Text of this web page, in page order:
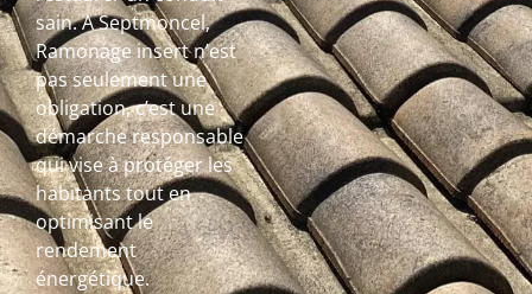
sain. A Septmoncel,
Ramonage insert n’est
pas seulement une
obligation, c’est une
démarche responsable
qui vise à protéger les
habitants tout en
optimisant le
rendement
énergétique.